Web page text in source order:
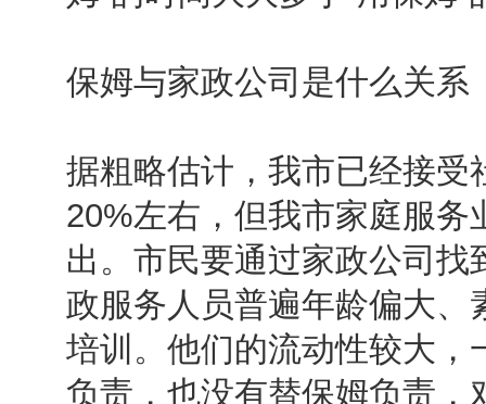
保姆与家政公司是什么关系
据粗略估计，我市已经接
20%左右，但我市家庭服
出。市民要通过家政公司
政服务人员普遍年龄偏大
培训。他们的流动性较大
负责，也没有替保姆负责